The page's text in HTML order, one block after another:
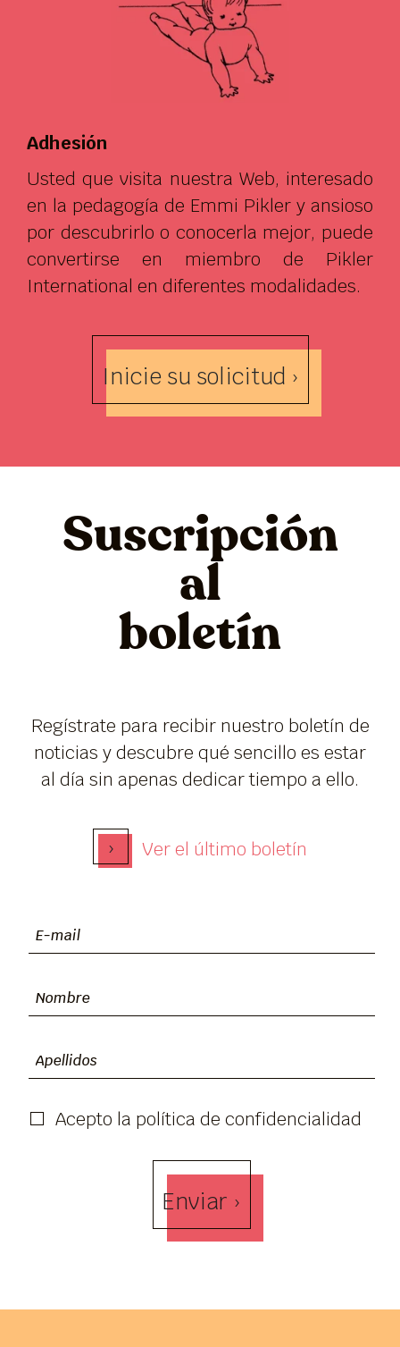
Adhesión
Usted que visita nuestra Web, interesado
en la pedagogía de Emmi Pikler y ansioso
por descubrirlo o conocerla mejor, puede
convertirse en miembro de Pikler
International en diferentes modalidades.
Inicie su solicitud ›
Suscripción
al
boletín
Regístrate para recibir nuestro boletín de
noticias y descubre qué sencillo es estar
al día sin apenas dedicar tiempo a ello.
› Ver el último boletín
Acepto la política de confidencialidad
Enviar ›